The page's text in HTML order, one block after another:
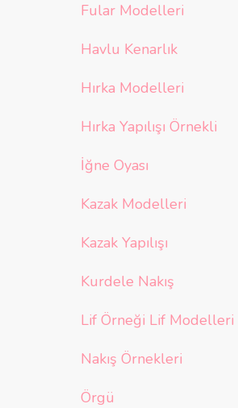
Fular Modelleri
Havlu Kenarlık
Hırka Modelleri
Hırka Yapılışı Örnekli
İğne Oyası
Kazak Modelleri
Kazak Yapılışı
Kurdele Nakış
Lif Örneği Lif Modelleri
Nakış Örnekleri
Örgü